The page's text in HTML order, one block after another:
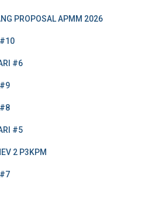
PROPOSAL APMM 2026
#10
#6
#9
#8
#5
2 P3KPM
#7